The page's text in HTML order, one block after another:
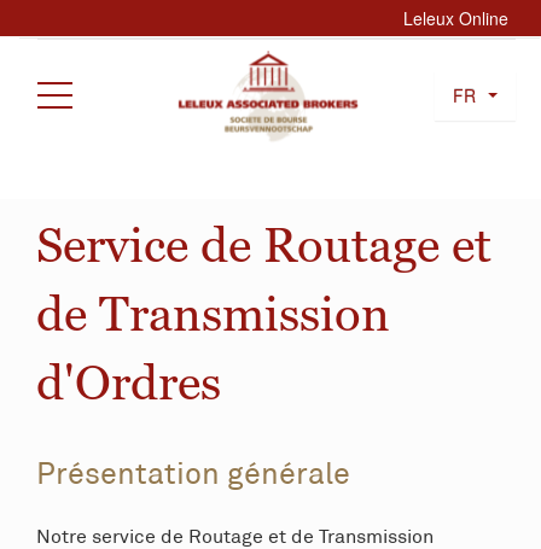
Leleux Online
FR
Service de Routage et
de Transmission
d'Ordres
Présentation générale
Notre service de Routage et de Transmission